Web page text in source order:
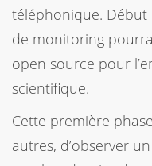
téléphonique. Début
de monitoring
open source pour
scientifique.
Cette première
autres, d’observer